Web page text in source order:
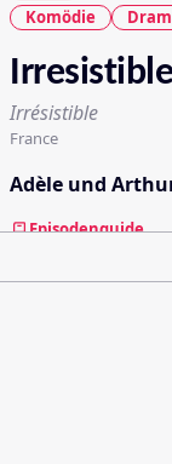
Komödie
Irresistible
Irrésistible
France
Adèle und
Episodenguide